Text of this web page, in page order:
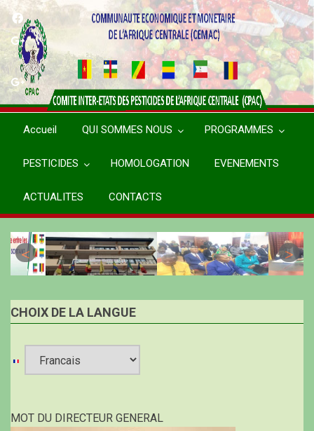
Aller
contenu
principal
Accueil QUI SOMMES NOUS PROGRAMMES
PESTICIDES HOMOLOGATION EVENEMENTS
ACTUALITES CONTACTS
CHOIX DE LA LANGUE
language
MOT DU DIRECTEUR GENERAL